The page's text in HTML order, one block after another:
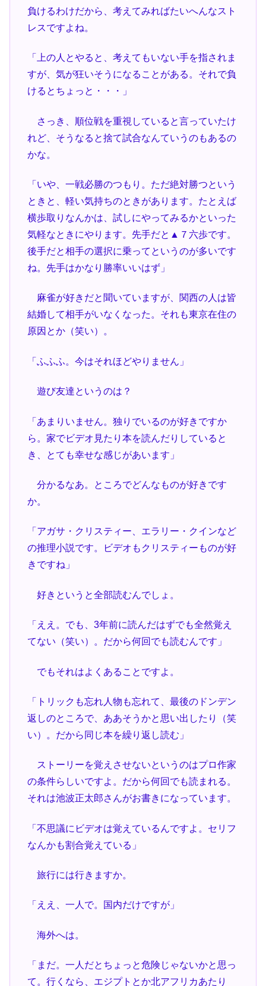
負けるわけだから、考えてみればたいへんなスト
レスですよね。
「上の人とやると、考えてもいない手を指されま
すが、気が狂いそうになることがある。それで負
けるとちょっと・・・」
さっき、順位戦を重視していると言っていたけ
れど、そうなると捨て試合なんていうのもあるの
かな。
「いや、一戦必勝のつもり。ただ絶対勝つという
ときと、軽い気持ちのときがあります。たとえば
横歩取りなんかは、試しにやってみるかといった
気軽なときにやります。先手だと▲７六歩です。
後手だと相手の選択に乗ってというのが多いです
ね。先手はかなり勝率いいはず」
麻雀が好きだと聞いていますが、関西の人は皆
結婚して相手がいなくなった。それも東京在住の
原因とか（笑い）。
「ふふふ。今はそれほどやりません」
遊び友達というのは？
「あまりいません。独りでいるのが好きですか
ら。家でビデオ見たり本を読んだりしていると
き、とても幸せな感じがあいます」
分かるなあ。ところでどんなものが好きです
か。
「アガサ・クリスティー、エラリー・クインなど
の推理小説です。ビデオもクリスティーものが好
きですね」
好きというと全部読むんでしょ。
「ええ。でも、3年前に読んだはずでも全然覚え
てない（笑い）。だから何回でも読むんです」
でもそれはよくあることですよ。
「トリックも忘れ人物も忘れて、最後のドンデン
返しのところで、ああそうかと思い出したり（笑
い）。だから同じ本を繰り返し読む」
ストーリーを覚えさせないというのはプロ作家
の条件らしいですよ。だから何回でも読まれる。
それは池波正太郎さんがお書きになっています。
「不思議にビデオは覚えているんですよ。セリフ
なんかも割合覚えている」
旅行には行きますか。
「ええ、一人で。国内だけですが」
海外へは。
「まだ。一人だとちょっと危険じゃないかと思っ
て。行くなら、エジプトとか北アフリカあたり